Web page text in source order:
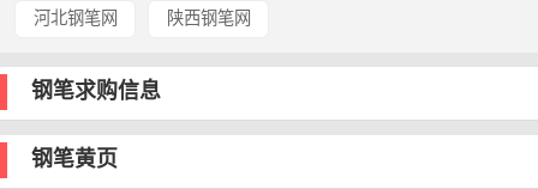
河北钢笔网 陕西钢笔网
钢笔求购信息
钢笔黄页